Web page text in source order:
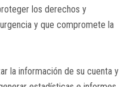
los derechos y
y que compromete la
la información de su cuenta y